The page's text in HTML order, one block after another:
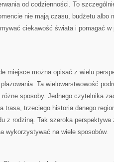
od codzienności. To
nie mają czasu, budżetu albo
ciekawość świata i pomagać w
miejsce można opisać z wielu
Ta wielowarstwowość
sposoby. Jednego czytelnika
trasa, trzeciego historia danego
z rodziną. Tak szeroka
wykorzystywać na wiele sposobów.